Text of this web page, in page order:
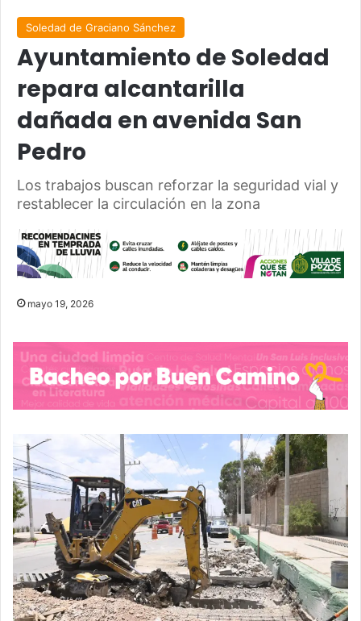
Soledad de Graciano Sánchez
Ayuntamiento de Soledad
repara alcantarilla
dañada en avenida San
Pedro
Los trabajos buscan reforzar la seguridad vial y
restablecer la circulación en la zona
mayo 19, 2026